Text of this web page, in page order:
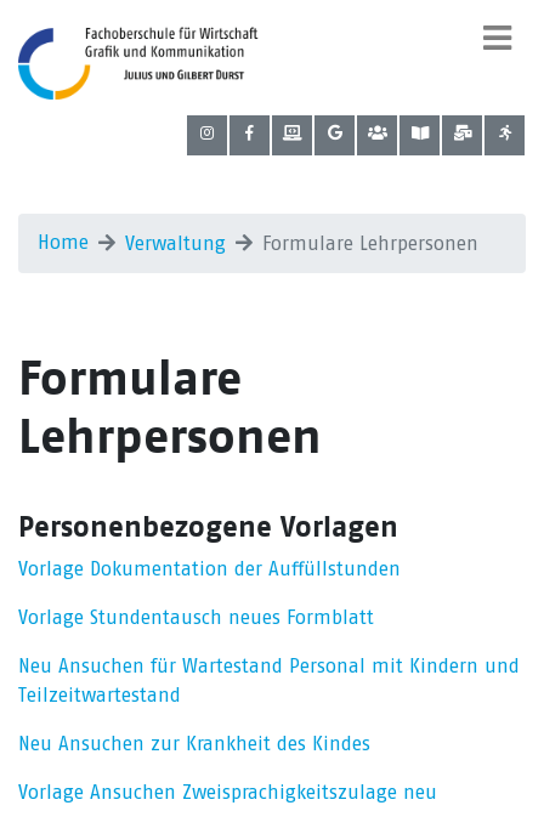
Home Verwaltung Formulare Lehrpersonen
Formulare
Lehrpersonen
Personenbezogene Vorlagen
Vorlage Dokumentation der Auffüllstunden
Vorlage Stundentausch neues Formblatt
Neu Ansuchen für Wartestand Personal mit Kindern und
Teilzeitwartestand
Neu Ansuchen zur Krankheit des Kindes
Vorlage Ansuchen Zweisprachigkeitszulage neu